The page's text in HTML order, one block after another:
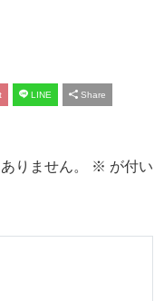
LINE Share
りません。 ※ が付い